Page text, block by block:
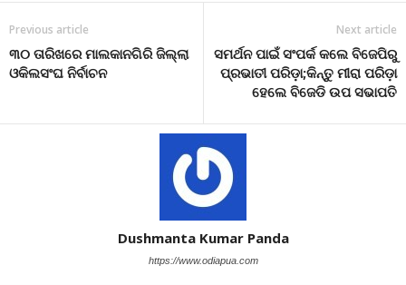
Previous article
୩୦ ତାରିଖରେ ମାଲକାନଗିରି ଜିଲ୍ଲା
ଓକିଲସଂଘ ନିର୍ବାଚନ
Next article
ସମର୍ଥନ ପାଇଁ ସଂପର୍କ କଲେ ବିଜେପିରୁ
ପ୍ରଭାତୀ ପରିଡ଼ା;କିନ୍ତୁ ମୀରା ପରିଡ଼ା
ହେଲେ ବିଜେଡି ଉପ ସଭାପତି
Dushmanta Kumar Panda
https://www.odiapua.com